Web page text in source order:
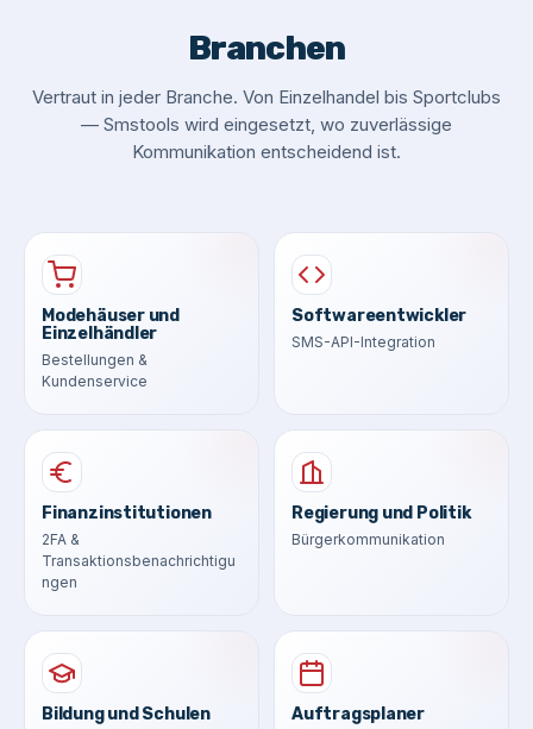
Branchen
Vertraut in jeder Branche. Von Einzelhandel bis Sportclubs
— Smstools wird eingesetzt, wo zuverlässige
Kommunikation entscheidend ist.
Modehäuser und
Einzelhändler
Bestellungen &
Kundenservice
Softwareentwickler
SMS-API-Integration
Finanzinstitutionen
2FA &
Transaktionsbenachrichtigu
ngen
Regierung und Politik
Bürgerkommunikation
Bildung und Schulen Auftragsplaner